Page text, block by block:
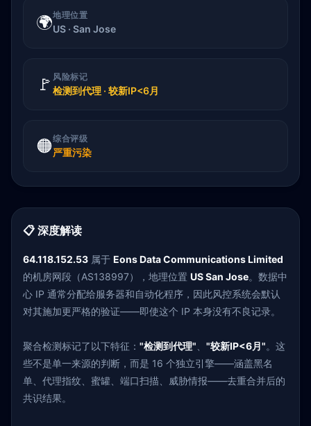
🌍地理位置
US · San Jose
🚩 风险标记
检测到代理 · 较新IP<6月
🟠综合评级
严重污染
📋 深度解读
64.118.152.53 属于 Eons Data Communications Limited
的机房网段（AS138997），地理位置 US San Jose。数据中
心 IP 通常分配给服务器和自动化程序，因此风控系统会默认
对其施加更严格的验证——即使这个 IP 本身没有不良记录。
聚合检测标记了以下特征： "检测到代理" "较新IP<6月"。这
些不是单一来源的判断，而是 16 个独立引擎——涵盖黑名
单、代理指纹、蜜罐、端口扫描、威胁情报——去重合并后的
共识结果。